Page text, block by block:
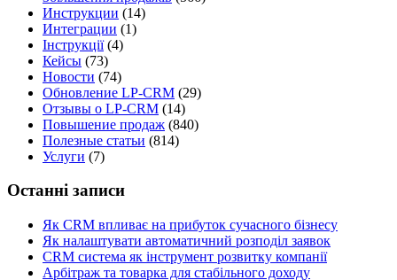
Инструкции (14)
Интеграции (1)
Інструкції(4)
Кейсы (73)
Новости (74)
Обновление LP-CRM (29)
Отзывы о LP-CRM (14)
Повышение продаж (840)
Полезные статьи (814)
Услуги (7)
Останні записи
Як CRM впливає на прибуток сучасного бізнесу
Як налаштувати автоматичний розподіл заявок
CRM система як інструмент розвитку компанії
Арбітраж та товарка для стабільного доходу